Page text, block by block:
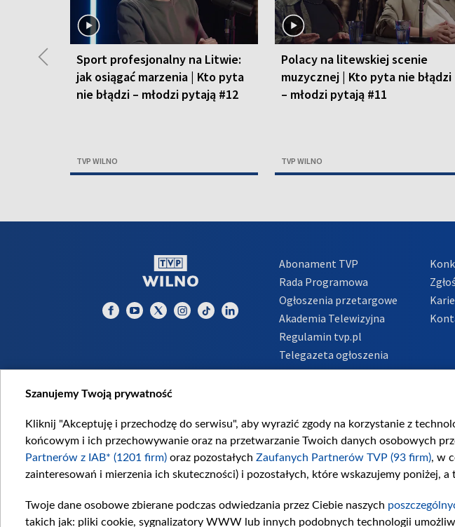
Sport profesjonalny na Litwie:
jak osiągać marzenia | Kto pyta
nie błądzi – młodzi pytają #12
TVP WILNO
Polacy na litewskiej scenie
muzycznej | Kto pyta nie błądzi
– młodzi pytają #11
TVP WILNO
◀
Abonament TVP
Rada Programowa
Ogłoszenia przetargowe
Akademia Telewizyjna
Regulamin tvp.pl
Telegazeta ogłoszenia
Informacje o nadawcy
Szanujemy Twoją prywatność
Kliknij "Akceptuję i przechodzę do serwisu", aby wyrazić zgody na korzystanie z
końcowym i ich przechowywanie oraz na przetwarzanie Twoich danych osobowych
Partnerów z IAB* (1201 firm) oraz pozostałych Zaufanych Partnerów TVP (93 firm), w
zainteresowań i mierzenia ich skuteczności) i pozostałych, które wskazujemy poniżej,
Twoje dane osobowe zbierane podczas odwiedzania przez Ciebie naszych
takich jak: pliki cookie, sygnalizatory WWW lub innych podobnych technologii